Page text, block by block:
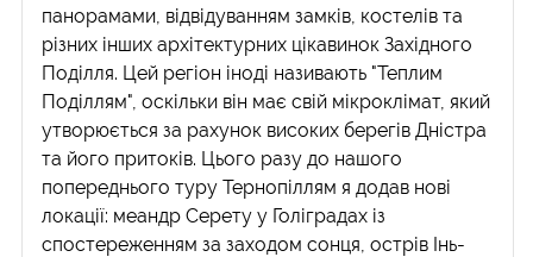
панорамами, відвідуванням замків, костелів та
різних інших архітектурних цікавинок Західного
Поділля. Цей регіон іноді називають "Теплим
Поділлям", оскільки він має свій мікроклімат, який
утворюється за рахунок високих берегів Дністра
та його притоків. Цього разу до нашого
попереднього туру Тернопіллям я додав нові
локації: меандр Серету у Голіградах із
спостереженням за заходом сонця, острів Інь-